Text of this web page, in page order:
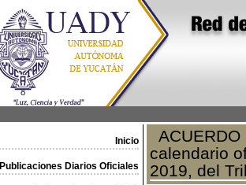
Inicio
Publicaciones Diarios Oficiales
calendario
2019, del